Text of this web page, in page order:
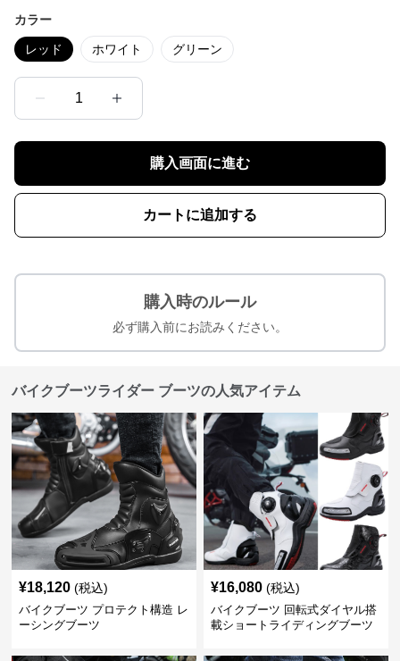
カラー
レッド ホワイト グリーン
1
購入画面に進む
カートに追加する
購入時のルール
必ず購入前にお読みください。
バイクブーツライダー ブーツの人気アイテム
¥18,120 (税込)
バイクブーツ プロテクト構造 レ
ーシングブーツ
¥16,080 (税込)
バイクブーツ 回転式ダイヤル搭
載ショートライディングブーツ